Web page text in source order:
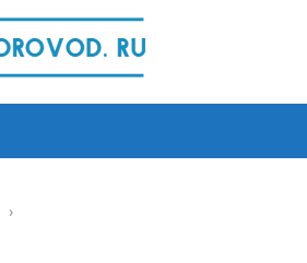
›